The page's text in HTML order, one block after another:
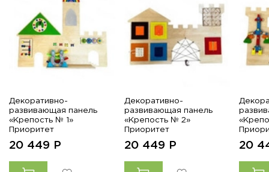
Декоративно-
развивающая панель
«Крепость № 1»
Приоритет
20 449 Р
Декоративно-
развивающая панель
«Крепость № 2»
Приоритет
20 449 Р 20